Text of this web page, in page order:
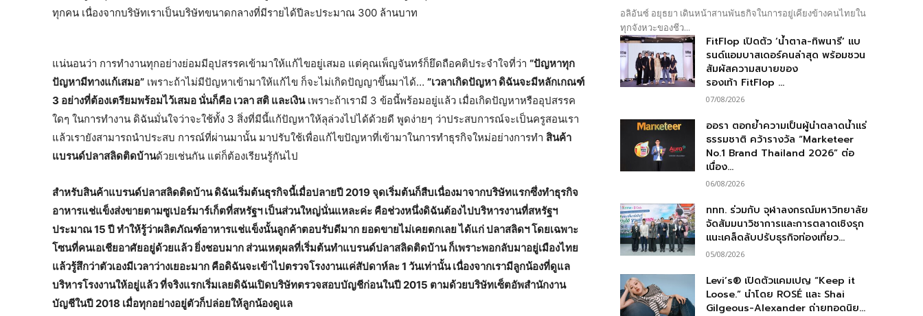
ทุกคน เนื่องจากบริษัทเราเป็นบริษัทขนาดกลางที่มีรายได้ปีละประมาณ 300 ล้านบาท
แน่นอนว่า การทำงานทุกอย่างย่อมมีอุปสรรคเข้ามาให้แก้ไขอยู่เสมอ แต่คุณเพ็ญจันทร์ก็ยึดถือคติประจำใจที่ว่า “ปัญหาทุก
ปัญหามีทางแก้เสมอ” เพราะถ้าไม่มีปัญหาเข้ามาให้แก้ไข ก็จะไม่เกิดปัญญาขึ้นมาได้… ”เวลาเกิดปัญหา ดิฉันจะมีหลักเกณฑ์
3 อย่างที่ต้องเตรียมพร้อมไว้เสมอ นั่นก็คือ เวลา สติ และเงินเพราะถ้าเรามี 3 ข้อนี้พร้อมอยู่แล้ว เมื่อเกิดปัญหาหรืออุปสรรค
ใดๆ ในการทำงาน ดิฉันมั่นใจว่าจะใช้ทั้ง 3 สิ่งที่มีนี้แก้ปัญหาให้ลุล่วงไปได้ด้วยดี พูดง่ายๆ ว่าประสบการณ์จะเป็นครูสอนเรา
แล้วเรายังสามารถนำประสบ การณ์ที่ผ่านมานั้น มาปรับใช้เพื่อแก้ไขปัญหาที่เข้ามาในการทำธุรกิจใหม่อย่างการทำ สินค้า
แบรนด์ปลาสลิดติดบ้านด้วยเช่นกัน แต่ก็ต้องเรียนรู้กันไป
สำหรับสินค้าแบรนด์ปลาสลิดติดบ้าน ดิฉันเริ่มต้นธุรกิจนี้เมื่อปลายปี 2019 จุดเริ่มต้นก็สืบเนื่องมาจากบริษัทแรกซึ่งทำธุรกิจ
อาหารแช่แข็งส่งขายตามซูเปอร์มาร์เก็ตที่สหรัฐฯ เป็นส่วนใหญ่นั่นแหละค่ะ คือช่วงหนึ่งดิฉันต้องไปบริหารงานที่สหรัฐฯ
ประมาณ 15 ปี ทำให้รู้ว่าผลิตภัณฑ์อาหารแช่แข็งนั้นลูกค้าตอบรับดีมาก ยอดขายไม่เคยตกเลย ได้แก่ ปลาสลิดฯ โดยเฉพาะ
โซนที่คนเอเชียอาศัยอยู่ด้วยแล้ว ยิ่งชอบมาก ส่วนเหตุผลที่เริ่มต้นทำแบรนด์ปลาสลิดติดบ้าน ก็เพราะพอกลับมาอยู่เมืองไทย
แล้วรู้สึกว่าตัวเองมีเวลาว่างเยอะมาก คือดิฉันจะเข้าไปตรวจโรงงานแค่สัปดาห์ละ 1 วันเท่านั้น เนื่องจากเรามีลูกน้องที่ดูแล
บริหารโรงงานให้อยู่แล้ว ที่จริงแรกเริ่มเลยดิฉันเปิดบริษัทตรวจสอบบัญชีก่อนในปี 2015 ตามด้วยบริษัทเซ็ตอัพสำนักงาน
บัญชีในปี 2018 เมื่อทุกอย่างอยู่ตัวก็ปล่อยให้ลูกน้องดูแล
อลิอันซ์ อยุธยา เดินหน้าสานพันธกิจในการอยู่เคียงข้างคนไทยใน
ทุกจังหวะของชีว...
FitFlop เปิดตัว ‘น้ำตาล-ทิพนารี’ แบ
รนด์แอมบาสเดอร์คนล่าสุด พร้อมชวน
สัมผัสความสบายของ
รองเท้า FitFlop ...
07/08/2026
ออรา ตอกย้ำความเป็นผู้นำตลาดน้ำแร่
ธรรมชาติ คว้ารางวัล “Marketeer
No.1 Brand Thailand 2026” ต่อ
เนื่อง...
06/08/2026
ททท. ร่วมกับ จุฬาลงกรณ์มหาวิทยาลัย
จัดสัมมนาวิชาการและการตลาดเชิงรุก
แนะเคล็ดลับปรับธุรกิจท่องเที่ยว...
05/08/2026
Levi’s® เปิดตัวแคมเปญ “Keep it
Loose.” นำโดย ROSÉ และ Shai
Gilgeous-Alexander ถ่ายทอดนิย...